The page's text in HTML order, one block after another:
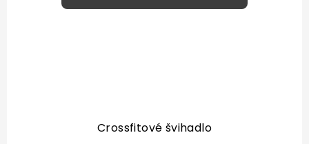
Crossfitové švihadlo